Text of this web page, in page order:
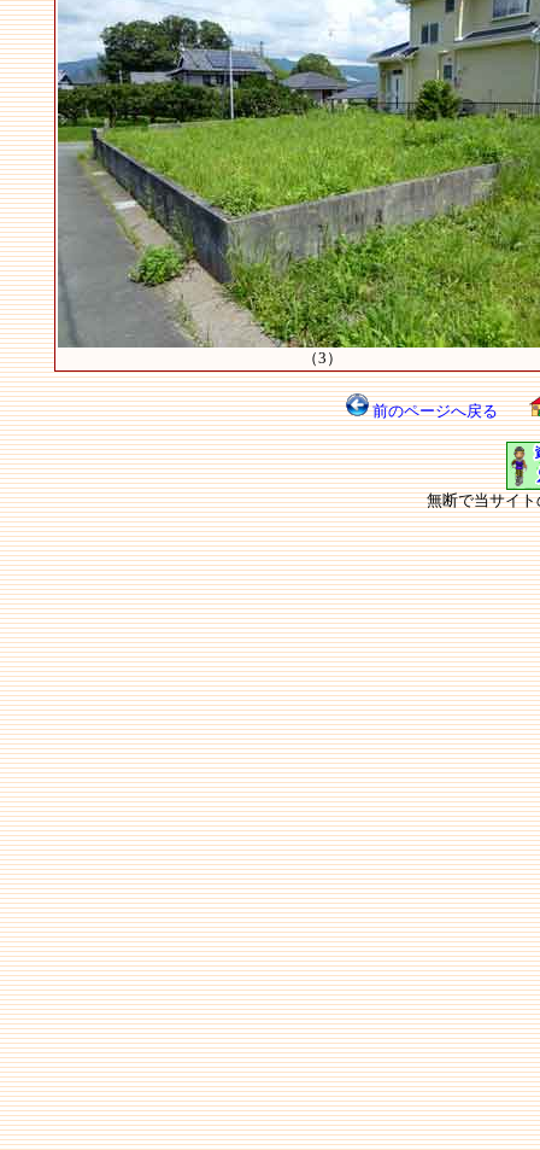
（3）
前のページへ戻る
無断で当サイ